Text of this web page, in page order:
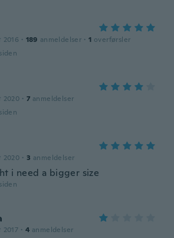
· 189 anmeldelser · 1 overførsler
2020 · 7 anmeldelser
2020 · 3 anmeldelser
i need a bigger size
· 4 anmeldelser